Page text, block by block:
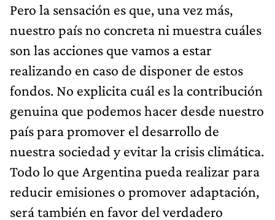
Pero la sensación es que, una vez más,
nuestro país no concreta ni muestra cuáles
son las acciones que vamos a estar
realizando en caso de disponer de estos
fondos. No explicita cuál es la contribución
genuina que podemos hacer desde nuestro
país para promover el desarrollo de
nuestra sociedad y evitar la crisis climática.
Todo lo que Argentina pueda realizar para
reducir emisiones o promover adaptación,
será también en favor del verdadero